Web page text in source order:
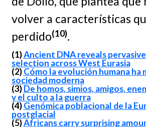
volver a características
perdido(10).
(1)Ancient DNA reveals
selection across West Eurasia
(2)Cómo la evolución humana ha
sociedad moderna
(3)De homos, simios, amigos,
y el culto a la guerra
(4)Genómica poblacional de la
postglacial
(5)Africans carry surprising